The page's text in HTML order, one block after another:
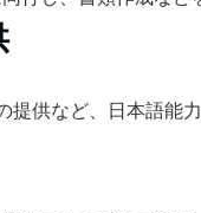
供など、日本語能